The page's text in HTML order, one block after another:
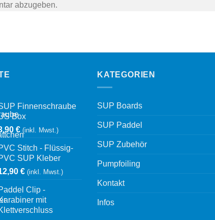
abzugeben.
Finnenschraube
Box
€ (inkl. Mwst.)
Stitch - Flüssig-
SUP Kleber
€ (inkl. Mwst.)
Clip -
mit
KATEGORIEN
SUP Boards
SUP Paddel
SUP Zubehör
Pumpfoiling
Kontakt
Infos